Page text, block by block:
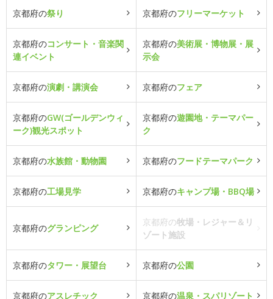
京都府の祭り 京都府のフリーマーケット
京都府のコンサート・音楽関
連イベント
京都府の美術展・博物展・展
示会
京都府の演劇・講演会 京都府のフェア
京都府のGW(ゴールデンウィ
ーク)観光スポット
京都府の遊園地・テーマパー
ク
京都府の水族館・動物園 京都府のフードテーマパーク
京都府の工場見学 京都府のキャンプ場・BBQ場
京都府のグランピング
京都府の牧場・レジャー＆リ
ゾート施設
京都府のタワー・展望台 京都府の公園
京都府のアスレチック 京都府の温泉・スパリゾート